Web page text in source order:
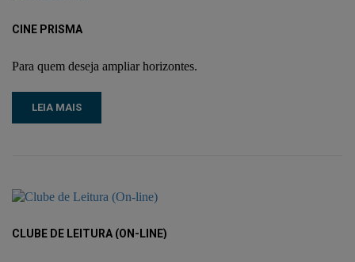
CINE PRISMA
Para quem deseja ampliar horizontes.
LEIA MAIS
CLUBE DE LEITURA (ON-LINE)